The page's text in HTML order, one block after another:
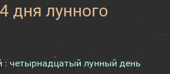
дня лунного
: четырнадцатый лунный день